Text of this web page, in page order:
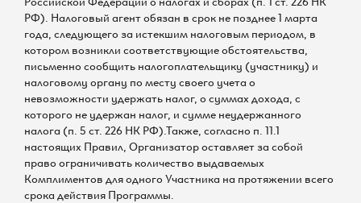
РФ). Налоговый агент обязан в срок не позднее 1 марта
года, следующего за истекшим налоговым периодом, в
котором возникли соответствующие обстоятельства,
письменно сообщить налогоплательщику (участнику) и
налоговому органу по месту своего учета о
невозможности удержать налог, о суммах дохода, с
которого не удержан налог, и сумме неудержанного
налога (п. 5 ст. 226 НК РФ).Также, согласно п. 11.1
настоящих Правил, Организатор оставляет за собой
право ограничивать количество выдаваемых
Комплиментов для одного Участника на протяжении всего
срока действия Программы.